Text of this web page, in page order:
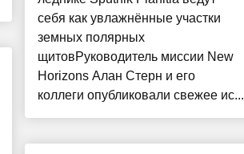
себя как увлажнённые участки
земных полярных
щитовРуководитель миссии New
Horizons Алан Стерн и его
коллеги опубликовали свежее ис...